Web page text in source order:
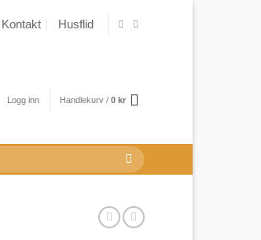
Kontakt Husflid
Logg inn Handlekurv / 0 kr